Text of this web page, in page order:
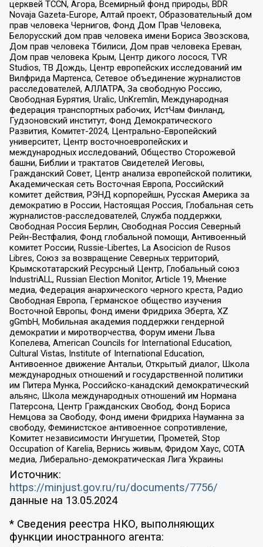
церквей TCCN, Агора, Всемирный фонд природы, BDR
Novaja Gazeta-Europe, Алтай проект, Образовательный дом
прав человека Чернигов, Фонд Дом Прав Человека,
Белорусский дом прав человека имени Бориса Звозскова,
Дом прав человека Тбилиси, Дом прав человека Ереван,
Дом прав человека Крым, Центр дикого лосося, TVR
Studios, ТВ Дождь, Центр европейских исследований им
Вилфрида Мартенса, Сетевое объединение журналистов
расследователей, АЛЛАТРА, За свободную Россию,
Свободная Бурятия, Uralic, UnKremlin, Международная
федерация транспортных рабочих, ИстЧам Финланд,
Гудзоновский институт, Фонд Демократического
Развития, Комитет-2024, Центрально-Европейский
университет, Центр восточноевропейских и
международных исследований, Общество Сторожевой
башни, Библии и трактатов Свидетелей Иеговы,
Гражданский Совет, Центр анализа европейской политики,
Академическая сеть Восточная Европа, Российский
комитет действия, РЭНД корпорейшн, Русская Америка за
демократию в России, Настоящая Россия, Глобальная сеть
журналистов-расследователей, Служба поддержки,
Свободная Россия Берлин, Свободная Россия Северный
Рейн-Вестфалия, Фонд глобальной помощи, Антивоенный
комитет России, Russie-Libertes, La Asocicion de Rusos
Libres, Союз за возвращение Северных территорий,
Крымскотатарский Ресурсный Центр, Глобальный союз
IndustriALL, Russian Election Monitor, Article 19, Мнение
медиа, Федерация анархического черного креста, Радио
Свободная Европа, Германское общество изучения
Восточной Европы, Фонд имени Фридриха Эберта, XZ
gGmbH, Мобильная академия поддержки гендерной
демократии и миротворчества, Форум имени Льва
Копелева, American Councils for International Education,
Cultural Vistas, Institute of International Education,
Антивоенное движение Антальи, Открытый диалог, Школа
международных отношений и государственной политики
им Питера Мунка, Российско-канадский демократический
альянс, Школа международных отношений им Нормана
Патерсона, Центр Гражданских Свобод, Фонд Бориса
Немцова за Свободу, Фонд имени Фридриха Науманна за
свободу, Феминистское антивоенное сопротивление,
Комитет независимости Ингушетии, Прометей, Stop
Occupation of Karelia, Вернись живым, Фридом Хаус, СОТА
медиа, Либерально-демократическая Лига Украины
Источник:
https://minjust.gov.ru/ru/documents/7756/
данные на 13.05.2024
* Сведения реестра НКО, выполняющих
функции иностранного агента: